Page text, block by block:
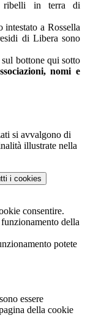
ribelli in terra di
a Rossella
di Libera sono
bottone qui sotto
nomi e
si avvalgono di
illustrate nella
i cookies
consentire.
della
potete
essere
della cookie